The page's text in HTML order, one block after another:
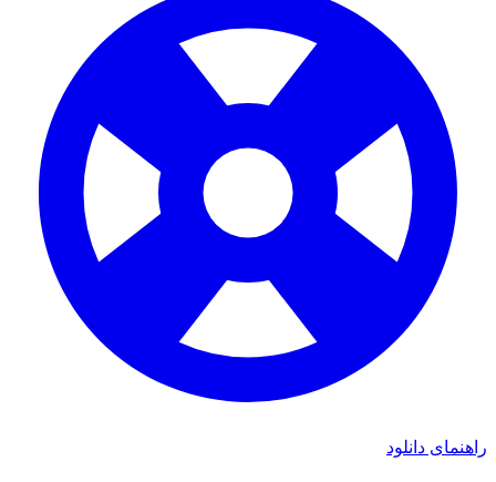
راهنمای دانلود